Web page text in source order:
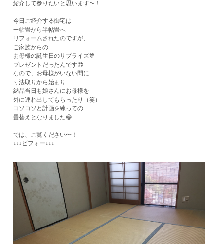
紹介して参りたいと思います〜！
今日ご紹介する御宅は
一帖畳から半帖畳へ
リフォームされたのですが、
ご家族からの
お母様の誕生日のサプライズ🎊
プレゼントだったんです😍
なので、お母様がいない間に
寸法取りから始まり
納品当日も娘さんにお母様を
外に連れ出してもらったり（笑）
コソコソと計画を練っての
畳替えとなりました😁
では、ご覧ください〜！
↓↓↓ビフォー↓↓↓